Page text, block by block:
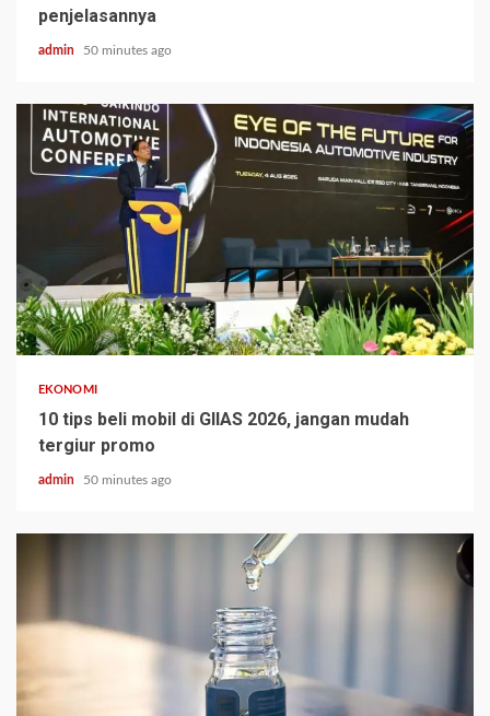
penjelasannya
admin 50 minutes ago
EKONOMI
10 tips beli mobil di GIIAS 2026, jangan mudah
tergiur promo
admin 50 minutes ago